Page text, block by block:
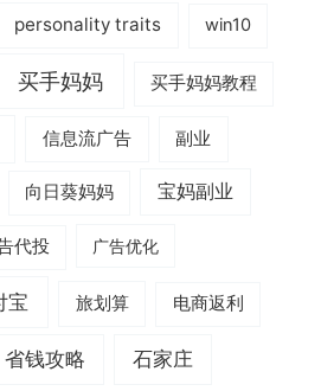
personality traits win10
买手妈妈 买手妈妈教程
信息流广告 副业
向日葵妈妈 宝妈副业
代投 广告优化
宝 旅划算 电商返利
省钱攻略 石家庄